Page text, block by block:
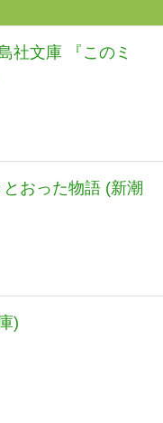
社文庫 『このミ
おった物語 (新潮
)